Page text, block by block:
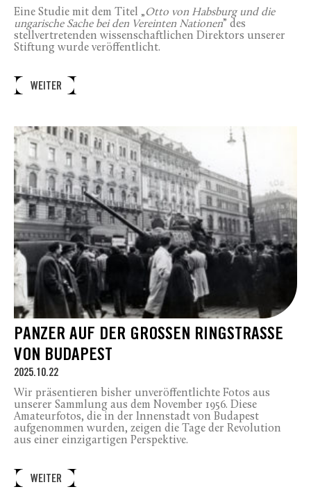
Eine Studie mit dem Titel „Otto von Habsburg und die
ungarische Sache bei den Vereinten Nationen” des
stellvertretenden wissenschaftlichen Direktors unserer
Stiftung wurde veröffentlicht.
WEITER
PANZER AUF DER GROSSEN RINGSTRASSE VO
N BUDAPEST
2025.10.22
Wir präsentieren bisher unveröffentlichte Fotos aus
unserer Sammlung aus dem November 1956. Diese
Amateurfotos, die in der Innenstadt von Budapest
aufgenommen wurden, zeigen die Tage der Revolution
aus einer einzigartigen Perspektive.
WEITER